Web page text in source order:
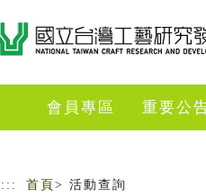
會員專區 重要公
::: 首頁 > 活動查詢